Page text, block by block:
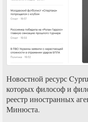
Новостной ресурс
которых философ и
реестр иностранных
Минюста.